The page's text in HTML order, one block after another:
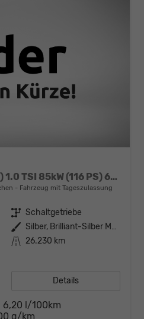
Selection (Selection) 1.0 TSI 85kW (116 PS) 6-Gang Schaltgetriebe
Fahrzeug mit Tageszulassung
Getriebe Schaltgetriebe
Außenfarbe
Silber, Brilliant-Silber Metallic (8E)
Kilometerstand 26.230 km
Details
6,20 l/100km
g/km